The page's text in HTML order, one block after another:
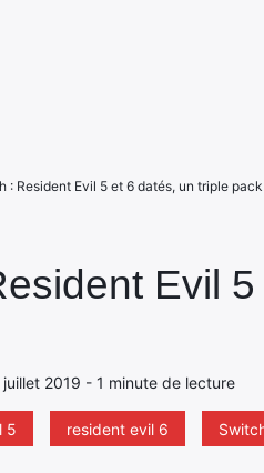
Evil
2019 - 1 minute de lecture
5 resident evil 6
: Resident Evil 5 et 6 datés, un triple